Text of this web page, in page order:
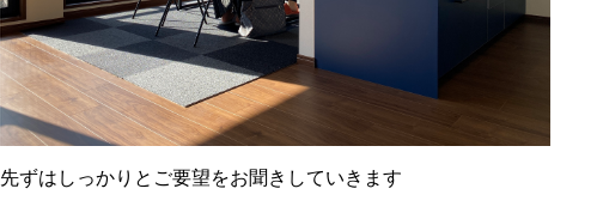
先ずはしっかりとご要望をお聞きしていきます